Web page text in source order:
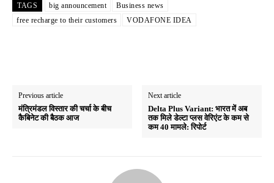
TAGS big announcement
Business news
free recharge to their customers
VODAFONE IDEA
Previous article
मंत्रिमंडल विस्तार की चर्चा के बीच
कैबिनेट की बैठक आज
Next article
Delta Plus Variant: भारत में अब
तक मिले डेल्टा प्लस वेरिएंट के कम से
कम 40 मामले: रिपोर्ट